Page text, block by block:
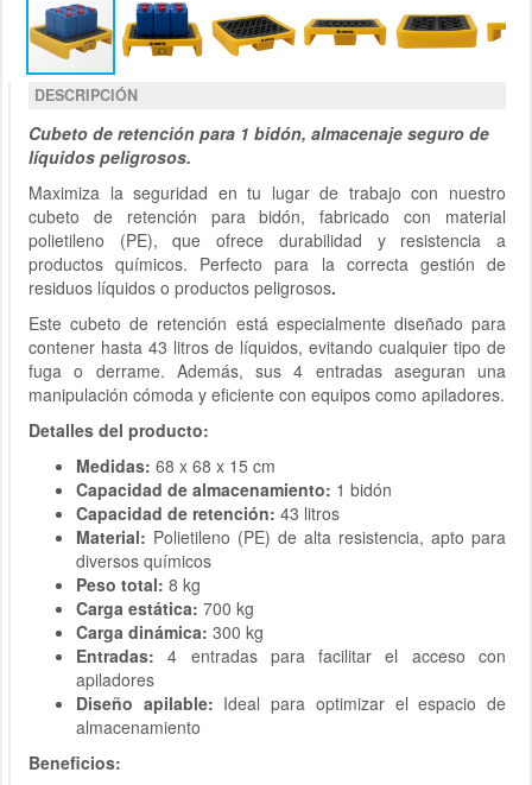
DESCRIPCIÓN
Cubeto de retención para 1 bidón, almacenaje seguro de
líquidos peligrosos.
Maximiza la seguridad en tu lugar de trabajo con nuestro
cubeto de retención para bidón, fabricado con material
polietileno (PE), que ofrece durabilidad y resistencia a
productos químicos. Perfecto para la correcta gestión de
residuos líquidos o productos peligrosos.
Este cubeto de retención está especialmente diseñado para
contener hasta 43 litros de líquidos, evitando cualquier tipo de
fuga o derrame. Además, sus 4 entradas aseguran una
manipulación cómoda y eficiente con equipos como apiladores.
Detalles del producto:
Medidas: 68 x 68 x 15 cm
Capacidad de almacenamiento: 1 bidón
Capacidad de retención: 43 litros
Material: Polietileno (PE) de alta resistencia, apto para
diversos químicos
Peso total: 8 kg
Carga estática: 700 kg
Carga dinámica: 300 kg
Entradas: 4 entradas para facilitar el acceso con
apiladores
Diseño apilable: Ideal para optimizar el espacio de
almacenamiento
Beneficios: